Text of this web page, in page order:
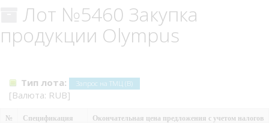
Лот №5460 Закупка
продукции Olympus
Тип лота: Запрос на ТМЦ (В)
[Валюта: RUB]
№ Спецификация Окончательная цена предложения с учетом налогов